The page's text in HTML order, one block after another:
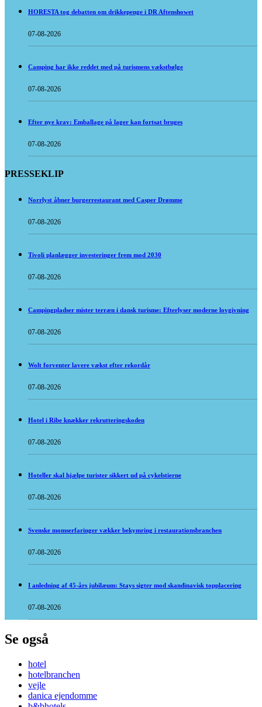
HORESTA tog debatten om drikkepenge i DR Aftenshowet
07-08-2026
Camping har ikke reddet med på turismens vækstbølge
07-08-2026
Efter nye krav: Emballage på lager kan fortsat bruges
07-08-2026
PRESSEKLIP
Norrlyst åbner burgerrestaurant med Casper Drømme
07-08-2026
Tivoli planlægger investeringer frem mod 2030
07-08-2026
Campingpladser mister terræn i dansk turisme: Efterlyser moderne lovgivning
07-08-2026
Wolt forventer lavere vækst efter rekordår
07-08-2026
Hotel i Ribe knækker rekrutteringskoden
07-08-2026
Hoteller skal hjælpe turister sikkert ud på cykelstierne
07-08-2026
Svenske momserfaringer vækker bekymring i restaurationsbranchen
07-08-2026
I anledning af 45-års jubilæum: Stays sigter mod skandinavisk topplacering
07-08-2026
Se også
hotel
hotelbranchen
vejle
danica ejendomme